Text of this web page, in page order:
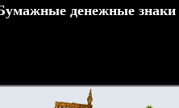
денежные